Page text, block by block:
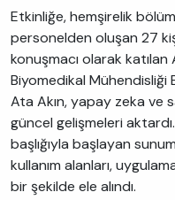
Etkinliğe, hemşirelik
personelden oluşan 27
konuşmacı olarak
Biyomedikal Mühendisliği
Ata Akın, yapay zeka ve
güncel gelişmeleri
başlığıyla başlayan
kullanım alanları,
bir şekilde ele alındı.